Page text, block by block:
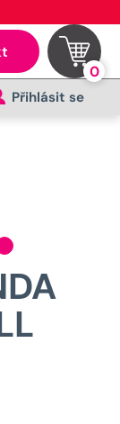
0
Přihlásit se